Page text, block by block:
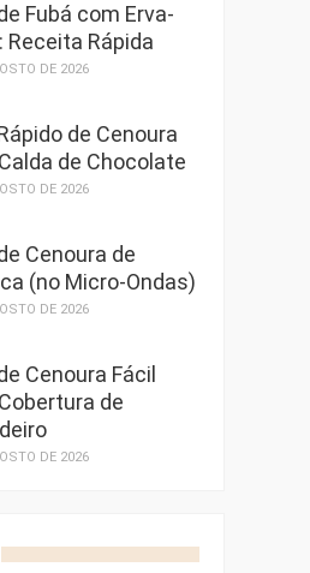
Fubá com Erva-
Receita Rápida
DE 2026
de Cenoura
de Chocolate
DE 2026
Cenoura de
(no Micro-Ondas)
DE 2026
Cenoura Fácil
de
DE 2026